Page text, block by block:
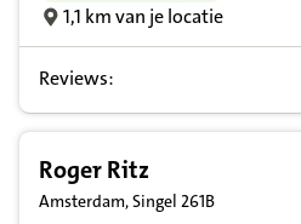
1,1 km van je locatie
Reviews:
Roger Ritz
Amsterdam, Singel 261B